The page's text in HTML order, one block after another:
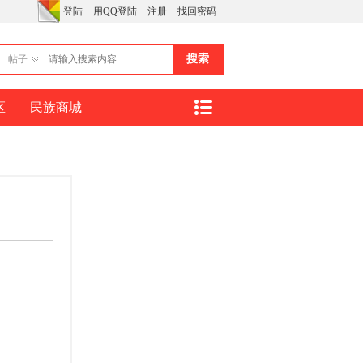
登陆 用QQ登陆 注册 找回密码
帖子 搜索
民族商城